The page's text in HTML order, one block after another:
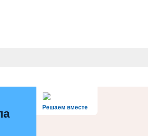
Решаем вместе